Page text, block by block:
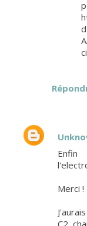
Merci !